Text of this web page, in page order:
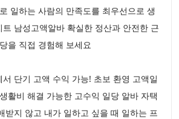
일하는 사람의 만족도를 최우선으로 생
남성고액알바 확실한 정산과 안전한 근
을 직접 경험해 보세요
단기 고액 수익 가능! 초보 환영 고액일
활비 해결 가능한 고수익 일당 알바 자택
받지 않고 내가 일하고 싶을 때 일하는 프